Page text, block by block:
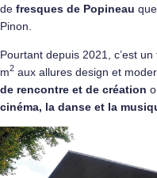
de fresques de Popineau
Pinon.
Pourtant depuis 2021, c’est
m2 aux allures design et
de rencontre et de création
cinéma, la danse et la